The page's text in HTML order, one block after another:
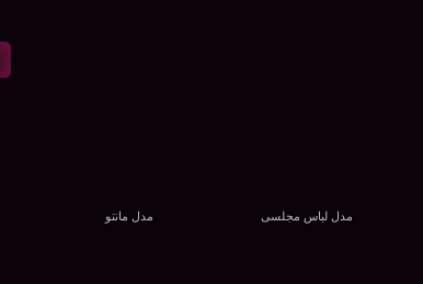
مدل لباس مجلسی مدل مانتو